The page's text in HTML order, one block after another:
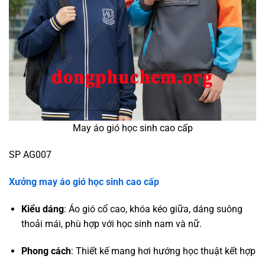
May áo gió học sinh cao cấp
SP AG007
Xưởng may áo gió học sinh cao cấp
Kiểu dáng: Áo gió cổ cao, khóa kéo giữa, dáng suông
thoải mái, phù hợp với học sinh nam và nữ.
Phong cách: Thiết kế mang hơi hướng học thuật kết hợp